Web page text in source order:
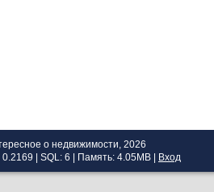
о недвижимости, 2026
0.2169 | SQL: 6 | Память: 4.05MB Вход